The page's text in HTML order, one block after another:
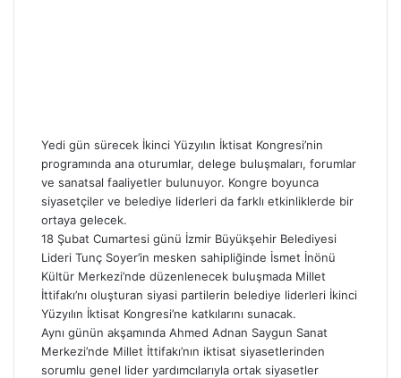
Yedi gün sürecek İkinci Yüzyılın İktisat Kongresi’nin
programında ana oturumlar, delege buluşmaları, forumlar
ve sanatsal faaliyetler bulunuyor. Kongre boyunca
siyasetçiler ve belediye liderleri da farklı etkinliklerde bir
ortaya gelecek.
18 Şubat Cumartesi günü İzmir Büyükşehir Belediyesi
Lideri Tunç Soyer’in mesken sahipliğinde İsmet İnönü
Kültür Merkezi’nde düzenlenecek buluşmada Millet
İttifakı’nı oluşturan siyasi partilerin belediye liderleri İkinci
Yüzyılın İktisat Kongresi’ne katkılarını sunacak.
Aynı günün akşamında Ahmed Adnan Saygun Sanat
Merkezi’nde Millet İttifakı’nın iktisat siyasetlerinden
sorumlu genel lider yardımcılarıyla ortak siyasetler